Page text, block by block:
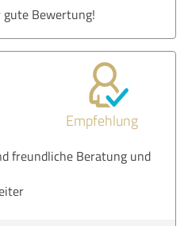
gute Bewertung!
Empfehlung
freundliche Beratung und